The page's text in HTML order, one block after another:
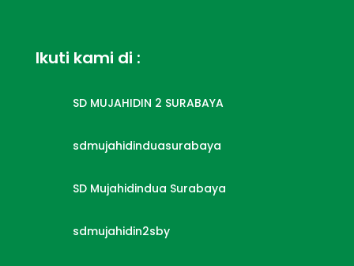
Ikuti kami di :
SD MUJAHIDIN 2 SURABAYA
sdmujahidinduasurabaya
SD Mujahidindua Surabaya
sdmujahidin2sby